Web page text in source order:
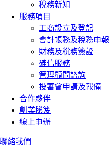
稅務新知
服務項目
工商設立及登記
會計帳務及稅務申報
財務及稅務簽證
確信服務
管理顧問諮詢
投審會申請及報備
合作夥伴
創業秘笈
線上申辦
聯絡我們